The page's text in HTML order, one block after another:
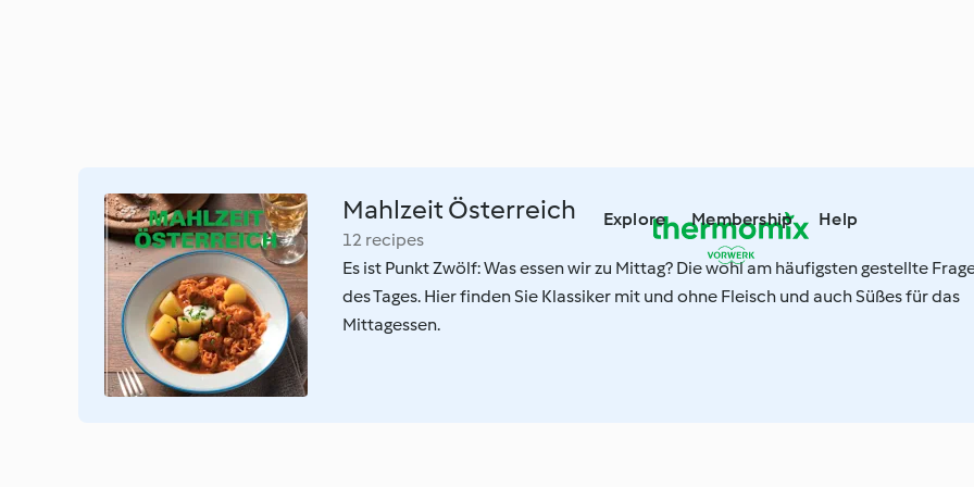
Explore Membership Help
Mahlzeit Österreich
12 recipes
Es ist Punkt Zwölf: Was essen wir zu Mittag? Die wohl am häufigsten gestellte
des Tages. Hier finden Sie Klassiker mit und ohne Fleisch und auch Süßes für das
Mittagessen.